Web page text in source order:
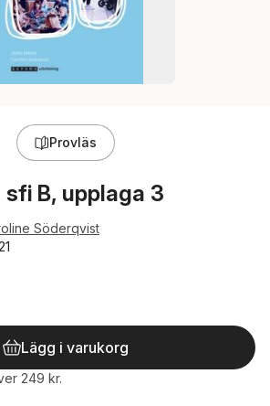
Provläs
B, upplaga 3
Söderqvist
antal röster:
Lägg i varukorg
249 kr.